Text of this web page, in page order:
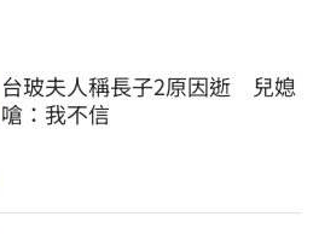
台玻夫人稱長子2原因逝　兒媳
嗆：我不信